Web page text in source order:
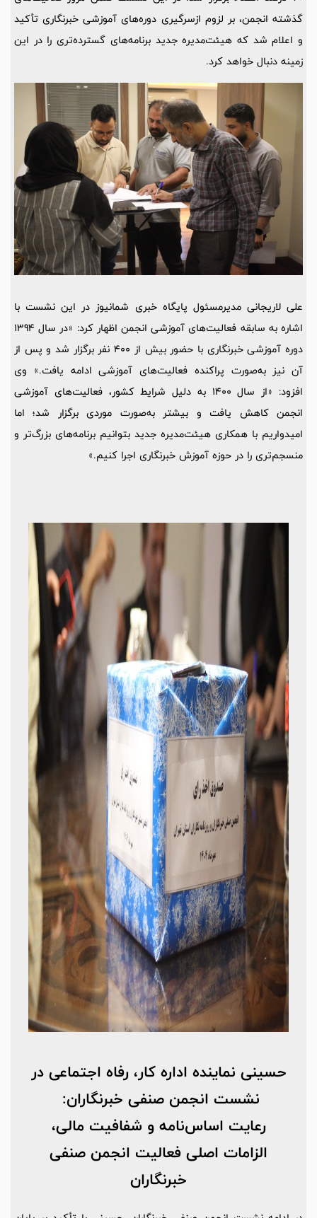
گذشته انجمن، بر لزوم ازسرگیری دوره‌های آموزشی خبرنگاری تأکید
و اعلام شد که هیئت‌مدیره جدید برنامه‌های گسترده‌تری را در این
زمینه دنبال خواهد کرد.
علی لاریجانی مدیرمسئول پایگاه خبری شمانیوز در این نشست با
اشاره به سابقه فعالیت‌های آموزشی انجمن اظهار کرد: «در سال 1394
دوره آموزشی خبرنگاری با حضور بیش از 400 نفر برگزار شد و پس از
آن نیز به‌صورت پراکنده فعالیت‌های آموزشی ادامه یافت.» وی
افزود: «از سال 1400 به دلیل شرایط کشور، فعالیت‌های آموزشی
انجمن کاهش یافت و بیشتر به‌صورت موردی برگزار شد؛ اما
امیدواریم با همکاری هیئت‌مدیره جدید بتوانیم برنامه‌های بزرگ‌تر و
منسجم‌تری را در حوزه آموزش خبرنگاری اجرا کنیم.»
حسینی نماینده اداره کار، رفاه اجتماعی در
نشست انجمن صنفی خبرنگاران:
رعایت اساس‌نامه و شفافیت مالی،
الزامات اصلی فعالیت انجمن صنفی
خبرنگاران